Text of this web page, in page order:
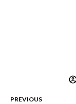
PREVIOUS